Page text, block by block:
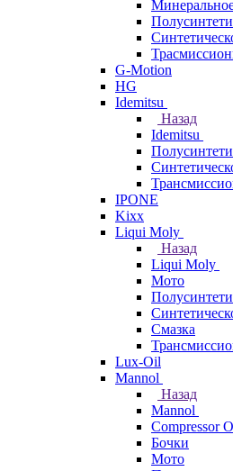
G-Motion
HG
Idemitsu
Назад
Idemitsu
IPONE
Kixx
Liqui Moly
Назад
Liqui Moly
Мото
Смазка
Lux-Oil
Mannol
Назад
Mannol
Compressor
Бочки
Мото